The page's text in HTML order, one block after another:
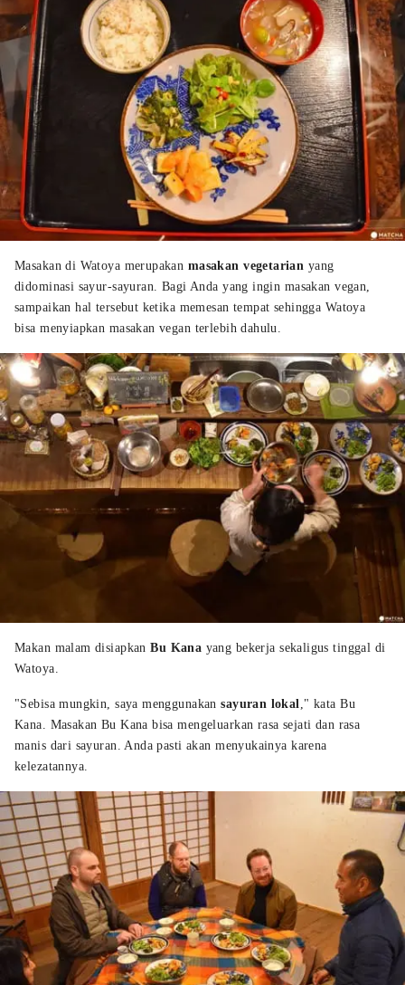
Masakan di Watoya merupakan masakan vegetarian yang
didominasi sayur-sayuran. Bagi Anda yang ingin masakan vegan,
sampaikan hal tersebut ketika memesan tempat sehingga Watoya
bisa menyiapkan masakan vegan terlebih dahulu.
Makan malam disiapkanBu Kana yang bekerja sekaligus tinggal di
Watoya.
"Sebisa mungkin, saya menggunakansayuran lokal," kata Bu
Kana. Masakan Bu Kana bisa mengeluarkan rasa sejati dan rasa
manis dari sayuran. Anda pasti akan menyukainya karena
kelezatannya.